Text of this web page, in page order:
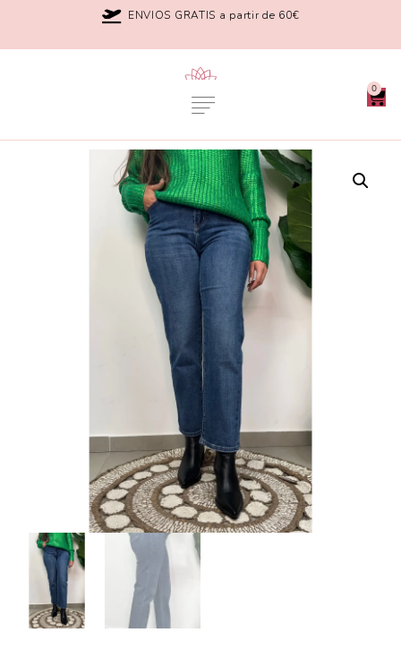
ENVIOS GRATIS a partir de 60€
0